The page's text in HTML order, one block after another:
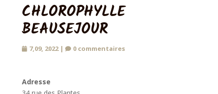
CHLOROPHYLLE
BEAUSEJOUR
7,09, 2022| 0 commentaires
Adresse